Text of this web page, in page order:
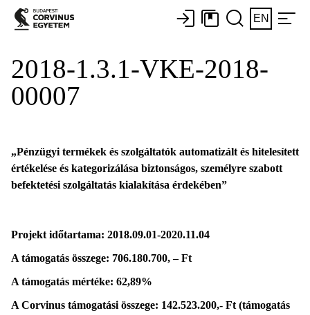
EN
2018-1.3.1-VKE-2018-
00007
„Pénzügyi termékek és szolgáltatók automatizált és hitelesített
értékelése és kategorizálása biztonságos, személyre szabott
befektetési szolgáltatás kialakítása érdekében”
Projekt időtartama: 2018.09.01-2020.11.04
A támogatás összege: 706.180.700, – Ft
A támogatás mértéke: 62,89%
A Corvinus támogatási összege: 142.523.200,- Ft (támogatás